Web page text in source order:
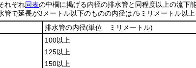
れぞれ同表の中欄に掲げる内径の排水管と同程度以上の流下
で延長が3メートル以下のものの内径は75ミリメートル以上
排水管の内径(単位 ミリメートル)
100以上
125以上
150以上